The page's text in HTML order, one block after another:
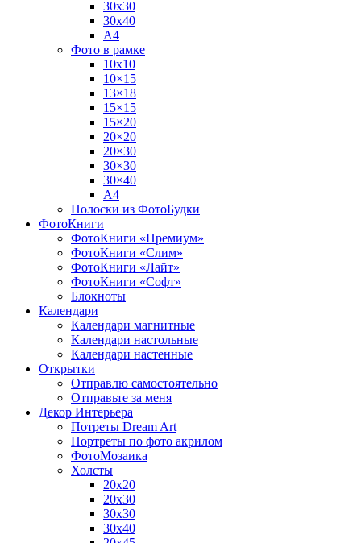
30х30
30х40
А4
Фото в рамке
10х10
10×15
13×18
15×15
15×20
20×20
20×30
30×30
30×40
A4
Полоски из ФотоБудки
ФотоКниги
ФотоКниги «Премиум»
ФотоКниги «Слим»
ФотоКниги «Лайт»
ФотоКниги «Софт»
Блокноты
Календари
Календари магнитные
Календари настольные
Календари настенные
Открытки
Отправлю самостоятельно
Отправьте за меня
Декор Интерьера
Потреты Dream Art
Портреты по фото акрилом
ФотоМозаика
Холсты
20х20
20х30
30х30
30х40